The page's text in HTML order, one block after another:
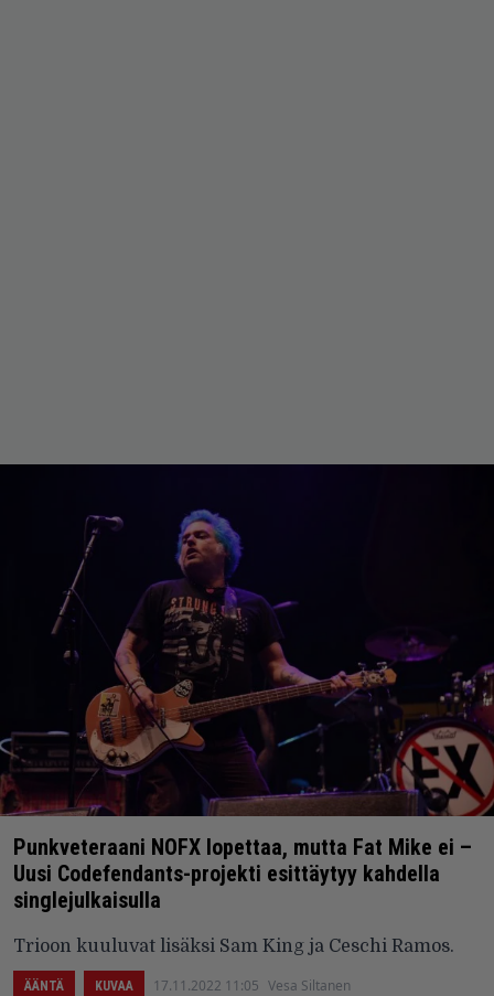
Punkveteraani NOFX lopettaa, mutta Fat Mike ei –
Uusi Codefendants-projekti esittäytyy kahdella
singlejulkaisulla
Trioon kuuluvat lisäksi Sam King ja Ceschi Ramos.
ÄÄNTÄ KUVAA 17.11.2022 11:05 Vesa Siltanen